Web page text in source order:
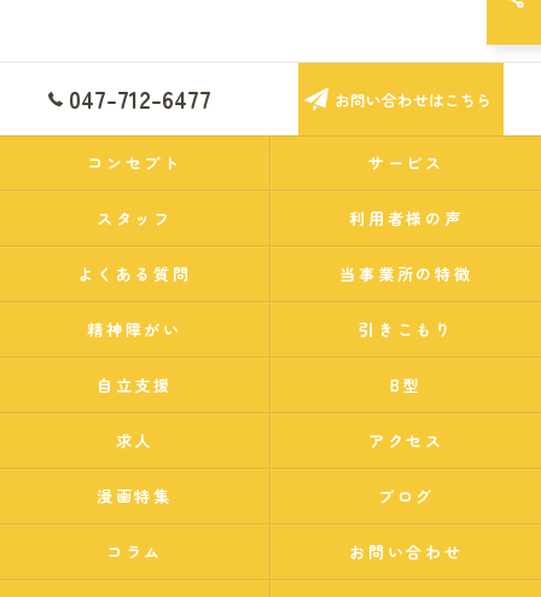
047-712-6477 お問い合わせはこちら
コンセプト サービス
スタッフ 利用者様の声
よくある質問 当事業所の特徴
精神障がい 引きこもり
自立支援 B型
求人 アクセス
漫画特集 ブログ
コラム お問い合わせ